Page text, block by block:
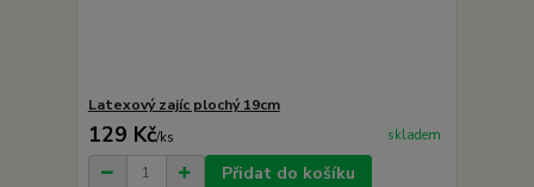
Latexový zajíc plochý 19cm
129 Kč/ks skladem
Přidat do košíku